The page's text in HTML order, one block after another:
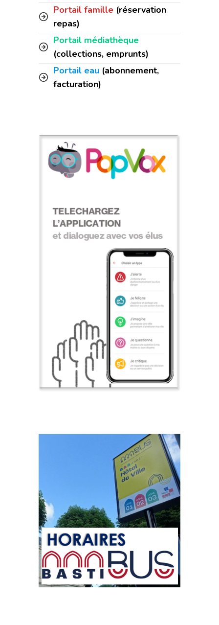
Portail famille (réservation
repas)
Portail médiathèque
(collections, emprunts)
Portail eau (abonnement,
facturation)